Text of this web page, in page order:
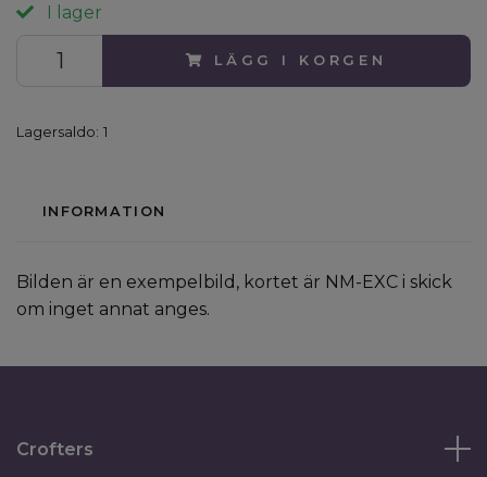
I lager
LÄGG I KORGEN
Lagersaldo: 1
INFORMATION
Bilden är en exempelbild, kortet är NM-EXC i skick
om inget annat anges.
Crofters